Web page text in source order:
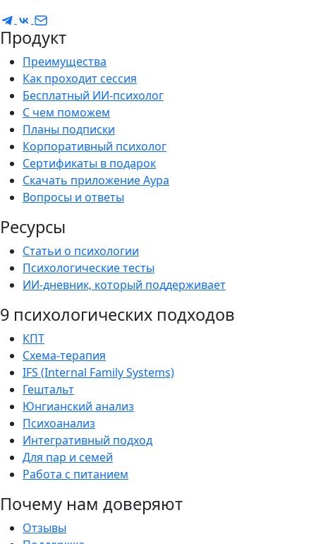
Продукт
Преимущества
Как проходит сессия
Бесплатный ИИ-психолог
С чем поможем
Планы подписки
Корпоративный психолог
Сертификаты в подарок
Скачать приложение Аура
Вопросы и ответы
Ресурсы
Статьи о психологии
Психологические тесты
ИИ-дневник, который поддерживает
9 психологических подходов
КПТ
Схема-терапия
IFS (Internal Family Systems)
Гештальт
Юнгианский анализ
Психоанализ
Интегративный подход
Для пар и семей
Работа с питанием
Почему нам доверяют
Отзывы